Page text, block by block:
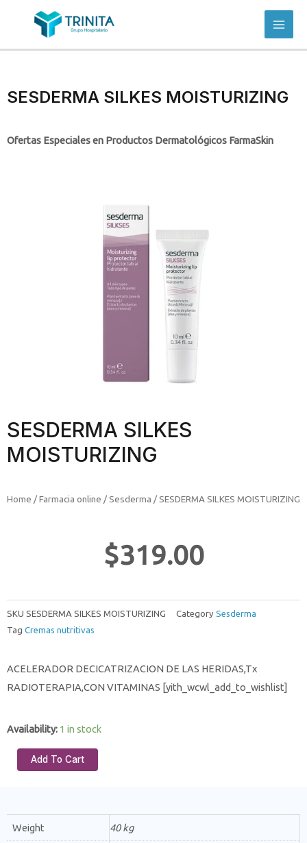
SESDERMA SILKES MOISTURIZING
Ofertas Especiales en Productos Dermatológicos FarmaSkin
SESDERMA SILKES
MOISTURIZING
Home /Farmacia online /Sesderma / SESDERMA SILKES MOISTURIZING
$319.00
SKU SESDERMA SILKES MOISTURIZING Category Sesderma
Tag Cremas nutritivas
ACELERADOR DECICATRIZACION DE LAS HERIDAS,Tx
RADIOTERAPIA,CON VITAMINAS [yith_wcwl_add_to_wishlist]
Availability: 1 in stock
Add To Cart
Weight 40 kg